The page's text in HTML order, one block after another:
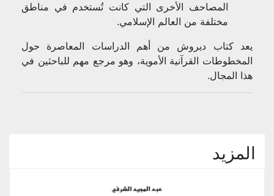
المصاحف الأخرى التي كانت تُستخدم في مناطق
مختلفة من العالم الإسلامي.
يعد كتاب ديروش من أهم الدراسات المعاصرة حول
المخطوطات القرآنية الأموية، وهو مرجع مهم للباحثين في
هذا المجال.
المزيد